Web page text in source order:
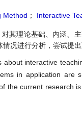
Method ； Interactive
其理论基础、内涵、
况进行分析，尝试提
interactive
in application
the current research